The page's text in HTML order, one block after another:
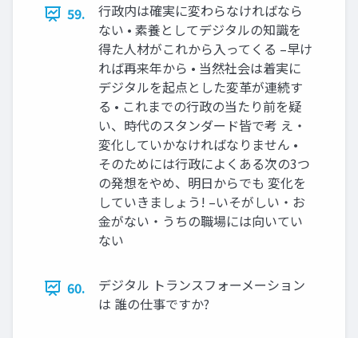
59.
行政内は確実に変わらなければなら
ない • 素養としてデジタルの知識を
得た人材がこれから入ってくる –早け
れば再来年から • 当然社会は着実に
デジタルを起点とした変革が連続す
る • これまでの行政の当たり前を疑
い、時代のスタンダード皆で考 え・
変化していかなければなりません •
そのためには行政によくある次の3つ
の発想をやめ、明日からでも 変化を
していきましょう! –いそがしい・お
金がない・うちの職場には向いてい
ない
60.
デジタル トランスフォーメーション
は 誰の仕事ですか?